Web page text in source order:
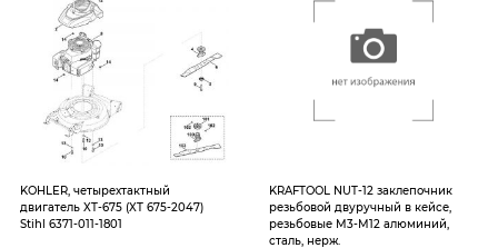
KOHLER, четырехтактный
двигатель XT-675 (XT 675-2047)
Stihl 6371-011-1801
KRAFTOOL NUT-12 заклепочник
резьбовой двуручный в кейсе,
резьбовые М3-М12 алюминий,
сталь, нерж.